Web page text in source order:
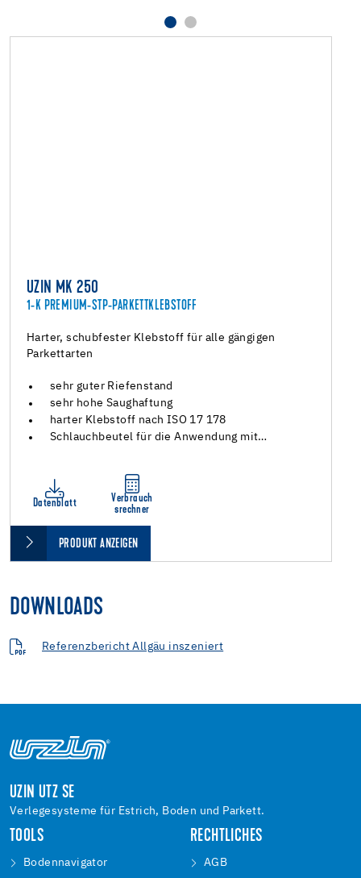
UZIN MK 250
1-K PREMIUM-STP-PARKETTKLEBSTOFF
Harter, schubfester Klebstoff für alle gängigen
Parkettarten
sehr guter Riefenstand
sehr hohe Saughaftung
harter Klebstoff nach ISO 17 178
Schlauchbeutel für die Anwendung mit…
Datenblatt
Verbrauch
srechner
PRODUKT ANZEIGEN
DOWNLOADS
Referenzbericht Allgäu inszeniert
UZIN UTZ SE
Verlegesysteme für Estrich, Boden und Parkett.
TOOLS
Bodennavigator
RECHTLICHES
AGB